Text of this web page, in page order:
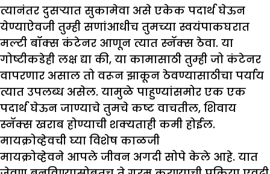
त्यानंतर दुसऱ्यात सुकामेवा असे एकेक पदार्थ घेऊन
येण्याऐवजी तुम्ही सणांआधीच तुमच्या स्वयंपाकघरात
मल्टी बॉक्स कंटेनर आणून त्यात स्नॅक्स ठेवा. या
गोष्टीकडेही लक्ष द्या की, या कामासाठी तुम्ही जो कंटेनर
वापरणार असाल तो वरून झाकून ठेवण्यासाठीचा पर्याय
त्यात उपलब्ध असेल. यामुळे पाहुण्यांसमोर एक एक
पदार्थ घेऊन जाण्याचे तुमचे कष्ट वाचतील, शिवाय
स्नॅक्स खराब होण्याची शक्यताही कमी होईल.
मायक्रोव्हेवची घ्या विशेष काळजी
मायक्रोव्हेवने आपले जीवन अगदी सोपे केले आहे. यात